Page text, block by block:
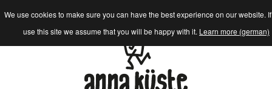
We use cookies to make sure you can have the best experience on our website.
use this site we assume that you will be happy with it. Learn more (german)